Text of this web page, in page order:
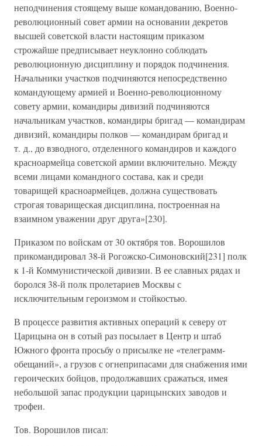
неподчинения стоящему выше командованию, Военно-
революционный совет армии на основании декретов
высшей советской власти настоящим приказом
строжайше предписывает неуклонно соблюдать
революционную дисциплину и порядок подчинения.
Начальники участков подчиняются непосредственно
командующему армией и Военно-революционному
совету армии, командиры дивизий подчиняются
начальникам участков, командиры бригад — командирам
дивизий, командиры полков — командирам бригад и
т. д., до взводного, отделенного командиров и каждого
красноармейца советской армии включительно. Между
всеми лицами командного состава, как и среди
товарищей красноармейцев, должна существовать
строгая товарищеская дисциплина, построенная на
взаимном уважении друг друга»[230].
Приказом по войскам от 30 октября тов. Ворошилов
прикомандировал 38-й Рогожско-Симоновский[231] полк
к 1-й Коммунистической дивизии. В ее славных рядах и
боролся 38-й полк пролетариев Москвы с
исключительным героизмом и стойкостью.
В процессе развития активных операций к северу от
Царицына он в сотый раз посылает в Центр и штаб
Южного фронта просьбу о присылке не «телеграмм-
обещаний», а грузов с огнеприпасами для снабжения ими
героических бойцов, продолжавших сражаться, имея
небольшой запас продукции царицынских заводов и
трофеи.
Тов. Ворошилов писал: